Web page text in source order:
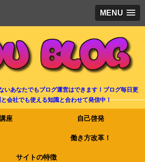
MENU
いあなたでもブログ運営はできます！ブログ毎日更
会社でも使える知識と合わせて発信中！
座 自己啓発
働き方改革！
サイトの特徴